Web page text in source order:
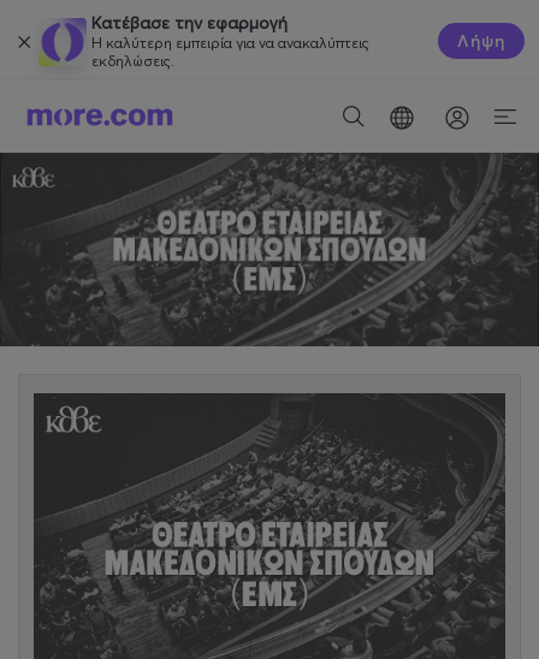
Κατέβασε την εφαρμογή
Η καλύτερη εμπειρία για να ανακαλύπτεις
εκδηλώσεις.
Λήψη